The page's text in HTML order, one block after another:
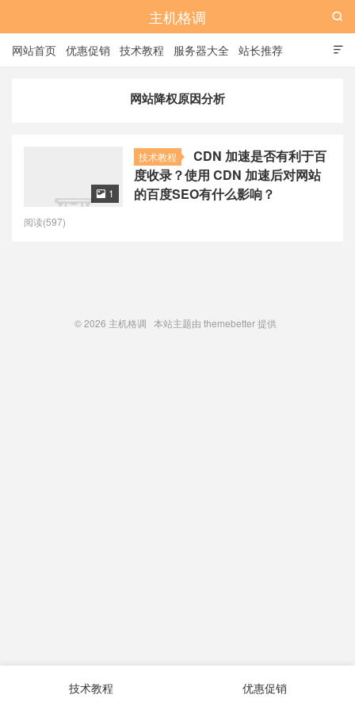
主机格调

网站首页 优惠促销 技术教程 服务器大全 站长推荐

网站降权原因分析
技术教程
CDN 加速是否有利于百
度收录？使用 CDN 加速后对网站
的百度SEO有什么影响？
 1
阅读(597)
© 2026 主机格调 本站主题由 themebetter提供
技术教程 优惠促销